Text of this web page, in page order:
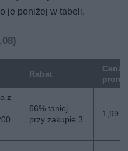
je poniżej w tabeli.
Rabat
Cena
z
66% taniej
przy zakupie 3
1,99